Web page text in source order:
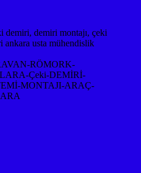
RÖMORK-
Çeki-DEMİRİ-
MONTAJI-ARAÇ-